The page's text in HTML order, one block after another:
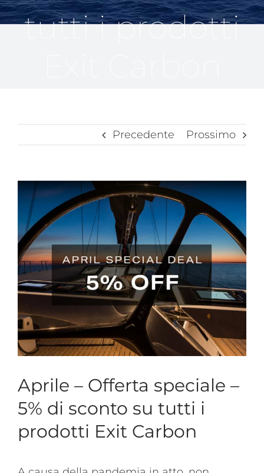
Chi siamo
tutti i prodotti
Precedente Prossimo
Ingrandisci
immagine
Aprile – Offerta speciale –
5% di sconto su tutti i
prodotti Exit Carbon